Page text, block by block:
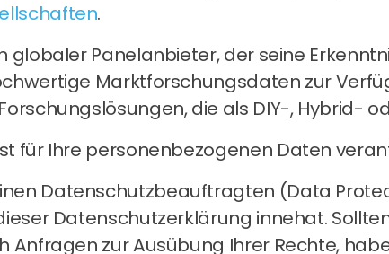
.
globaler Panelanbieter, der seine
Marktforschungsdaten zur
die als DIY-, Hybrid-
für Ihre personenbezogenen Daten
Datenschutzbeauftragten (Data
Datenschutzerklärung innehat.
Anfragen zur Ausübung Ihrer Rechte,